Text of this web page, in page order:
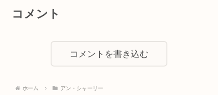
コメント
コメントを書き込む
ホーム アン・シャーリー